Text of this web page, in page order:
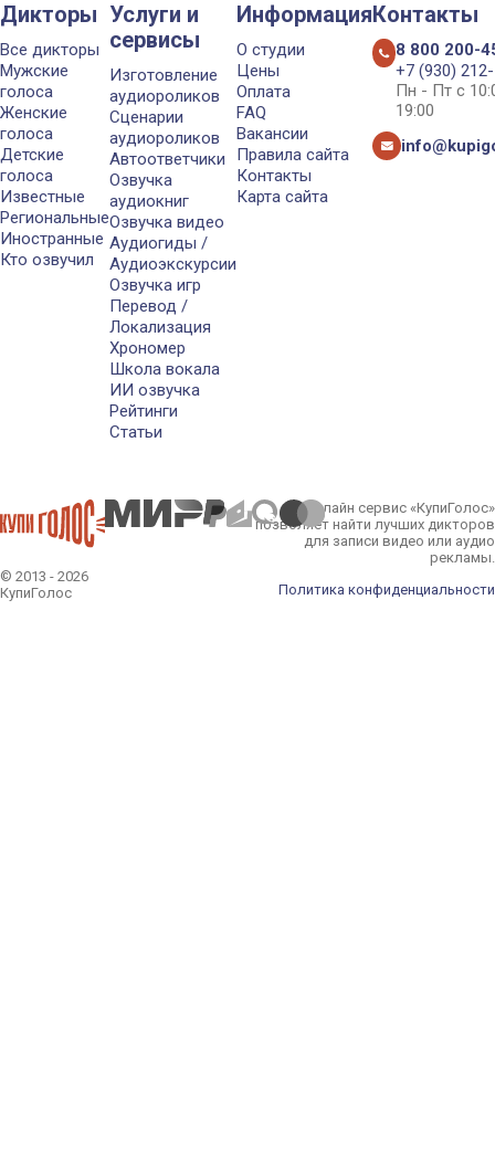
Дикторы
Все дикторы
Мужские
голоса
Женские
голоса
Детские
голоса
Известные
Региональные
Иностранные
Кто озвучил
Услуги и
сервисы
Изготовление
аудиороликов
Сценарии
аудиороликов
Автоответчики
Озвучка
аудиокниг
Озвучка видео
Аудиогиды /
Аудиоэкскурсии
Озвучка игр
Перевод /
Локализация
Хрономер
Школа вокала
ИИ озвучка
Рейтинги
Статьи
Информация
О студии
Цены
Оплата
FAQ
Вакансии
Правила сайта
Контакты
Карта сайта
Контакты
8 800 200-
+7 (930)
Пн - Пт с
19:00
© 2013 - 2026
КупиГолос
Онлайн сервис «КупиГолос»
позволяет найти лучших дикторов
для записи видео или аудио
рекламы.
Политика конфиденциальности